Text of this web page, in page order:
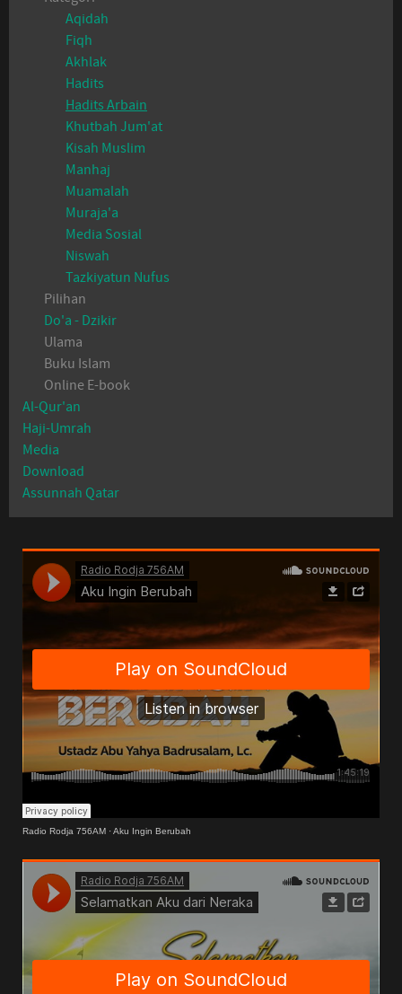
Aqidah
Fiqh
Akhlak
Hadits
Hadits Arbain
Khutbah Jum'at
Kisah Muslim
Manhaj
Muamalah
Muraja'a
Media Sosial
Niswah
Tazkiyatun Nufus
Pilihan
Do'a - Dzikir
Ulama
Buku Islam
Online E-book
Al-Qur'an
Haji-Umrah
Media
Download
Assunnah Qatar
Radio Rodja 756AM ·Aku Ingin Berubah